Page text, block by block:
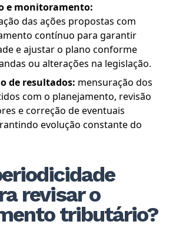
e monitoramento:
das ações propostas com
contínuo para garantir
e ajustar o plano conforme
ou alterações na legislação.
de resultados: mensuração dos
com o planejamento, revisão
e correção de eventuais
evolução constante do
revisar o
tributário?